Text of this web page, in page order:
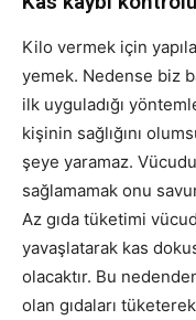
Kilo vermek için
yemek. Nedense biz
ilk uyguladığı
kişinin sağlığını
şeye yaramaz.
sağlamamak onu
Az gıda tüketimi
yavaşlatarak kas
olacaktır. Bu
olan gıdaları